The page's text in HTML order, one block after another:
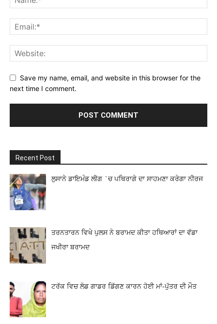
Save my name, email, and website in this browser for the
next time I comment.
Recent Post
ਲੁਸਾਨੇ ਡਾਇਮੰਡ ਲੀਗ `ਚ ਪਥਿਰਾਗੇ ਦਾ ਸਾਹਮਣਾ ਕਰੇਗਾ ਨੀਰਜ
ਤਰਨਤਾਰਨ ਵਿਖੇ ਪੁਲਸ ਨੇ ਬਰਾਮਦ ਕੀਤਾ ਹਥਿਆਰਾਂ ਦਾ ਵੱਡਾ
ਜਖੀਰਾ ਬਰਾਮਦ
ਟਰੱਕ ਵਿਚ ਲੋਡ ਗਾਡਰ ਡਿੱਗਣ ਕਾਰਨ ਹੋਈ ਮਾਂ-ਪੁੱਤਰ ਦੀ ਮੌਤ